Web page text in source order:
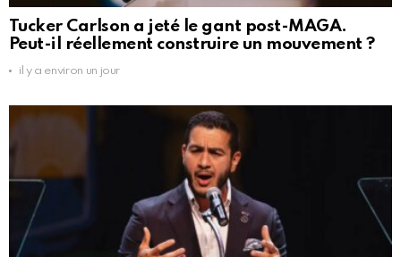
Tucker Carlson a jeté le gant post-MAGA.
Peut-il réellement construire un mouvement ?
il y a environ un jour